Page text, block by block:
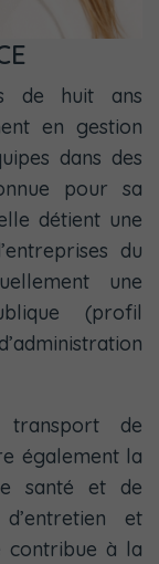
de huit ans
en gestion
dans des
pour sa
détient une
du
une
(profil
de
également la
santé et de
et
contribue à la